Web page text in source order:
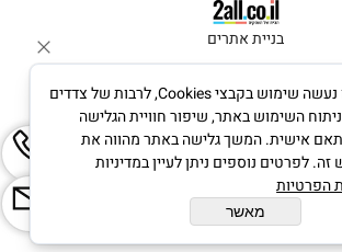
בניית אתרים
לידיעתך, באתרנו נעשה שימוש בקבצי Cookies, לרבות של צדדים
השימוש באתר, שיפור חוויית הגלישה
אישית. המשך גלישה באתר מהווה את
לפרטים נוספים ניתן לעיין במדיניות
הפרטיות
מאשר